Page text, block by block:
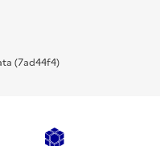
(7ad44f4)